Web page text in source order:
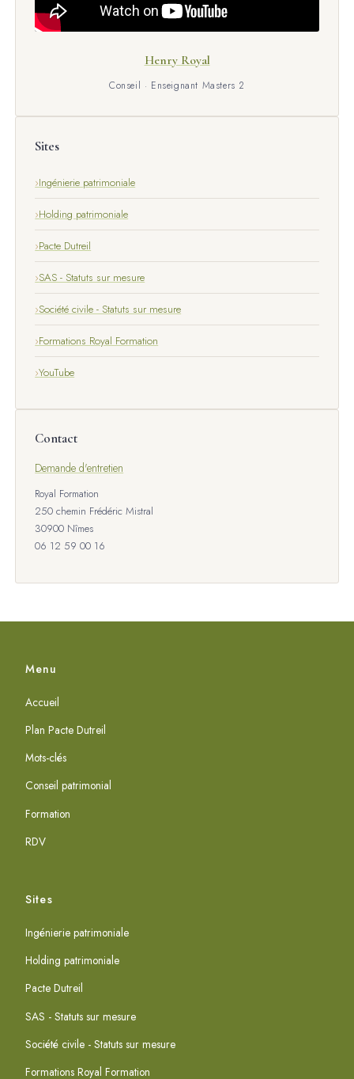
Henry Royal
Conseil · Enseignant Masters 2
Sites
Ingénierie patrimoniale
Holding patrimoniale
Pacte Dutreil
SAS - Statuts sur mesure
Société civile - Statuts sur mesure
Formations Royal Formation
YouTube
Contact
Demande d'entretien
Royal Formation
250 chemin Frédéric Mistral
30900 Nîmes
06 12 59 00 16
Menu
Accueil
Plan Pacte Dutreil
Mots-clés
Conseil patrimonial
Formation
RDV
Sites
Ingénierie patrimoniale
Holding patrimoniale
Pacte Dutreil
SAS - Statuts sur mesure
Société civile - Statuts sur mesure
Formations Royal Formation